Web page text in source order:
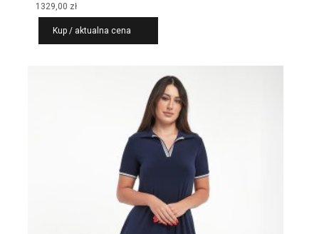
1329,00 zł
Kup / aktualna cena